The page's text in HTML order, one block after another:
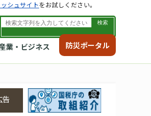
業・ビジネス 防災ポータル
シュサイトをお試しください。
告